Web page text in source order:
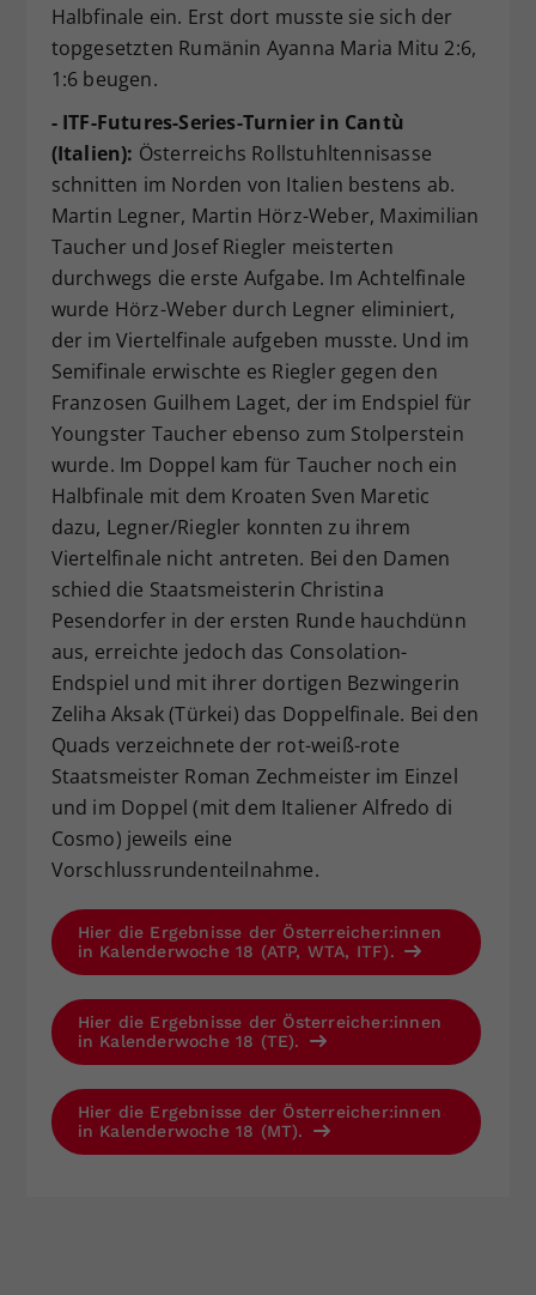
Halbfinale ein. Erst dort musste sie sich der
topgesetzten Rumänin Ayanna Maria Mitu 2:6,
1:6 beugen.
- ITF-Futures-Series-Turnier in Cantù
(Italien): Österreichs Rollstuhltennisasse
schnitten im Norden von Italien bestens ab.
Martin Legner, Martin Hörz-Weber, Maximilian
Taucher und Josef Riegler meisterten
durchwegs die erste Aufgabe. Im Achtelfinale
wurde Hörz-Weber durch Legner eliminiert,
der im Viertelfinale aufgeben musste. Und im
Semifinale erwischte es Riegler gegen den
Franzosen Guilhem Laget, der im Endspiel für
Youngster Taucher ebenso zum Stolperstein
wurde. Im Doppel kam für Taucher noch ein
Halbfinale mit dem Kroaten Sven Maretic
dazu, Legner/Riegler konnten zu ihrem
Viertelfinale nicht antreten. Bei den Damen
schied die Staatsmeisterin Christina
Pesendorfer in der ersten Runde hauchdünn
aus, erreichte jedoch das Consolation-
Endspiel und mit ihrer dortigen Bezwingerin
Zeliha Aksak (Türkei) das Doppelfinale. Bei den
Quads verzeichnete der rot-weiß-rote
Staatsmeister Roman Zechmeister im Einzel
und im Doppel (mit dem Italiener Alfredo di
Cosmo) jeweils eine
Vorschlussrundenteilnahme.
Hier die Ergebnisse der Österreicher:innen
in Kalenderwoche 18 (ATP, WTA, ITF).
Hier die Ergebnisse der Österreicher:innen
in Kalenderwoche 18 (TE).
Hier die Ergebnisse der Österreicher:innen
in Kalenderwoche 18 (MT).